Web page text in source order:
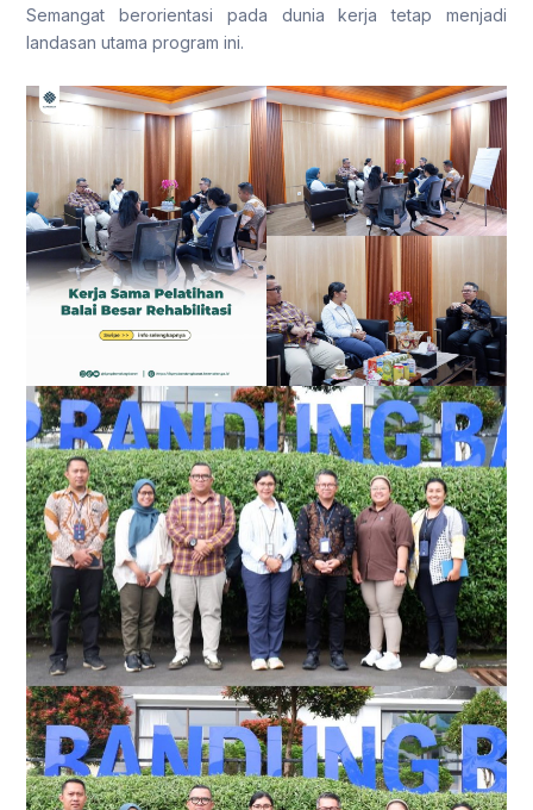
Semangat berorientasi pada dunia kerja tetap menjadi
landasan utama program ini.